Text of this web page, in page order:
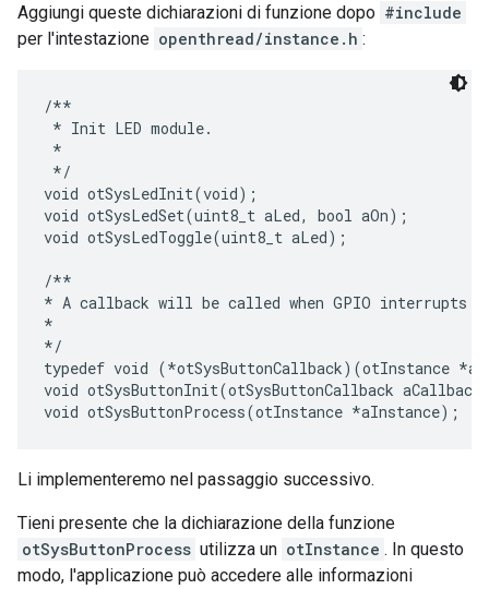
Aggiungi queste dichiarazioni di funzione dopo #include
per l'intestazione openthread/instance.h :
/**
* Init LED module.
*
*/
void otSysLedInit(void);
void otSysLedSet(uint8_t aLed, bool aOn);
void otSysLedToggle(uint8_t aLed);
/**
* A callback will be called when GPIO interrupts
*
*/
typedef void (*otSysButtonCallback)(otInstance
void otSysButtonInit(otSysButtonCallback
Li implementeremo nel passaggio successivo.
Tieni presente che la dichiarazione della funzione
otSysButtonProcess utilizza un otInstance . In questo
modo, l'applicazione può accedere alle informazioni